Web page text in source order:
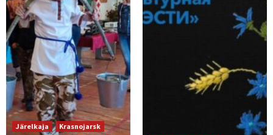
Järelkaja
Krasnojarsk